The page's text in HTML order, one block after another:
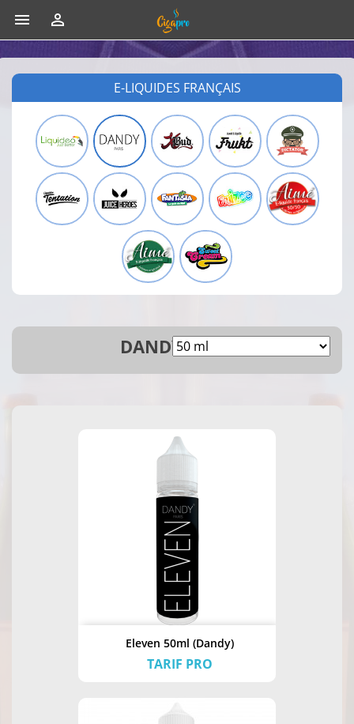
 
E-LIQUIDES FRANÇAIS
DANDY 50ML
Eleven 50ml (Dandy)
TARIF PRO